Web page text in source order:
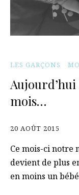
LES GARÇONS
Aujourd’hui
mois…
20 AOÛT 2015
Ce mois-ci notre
devient de plus
en moins un